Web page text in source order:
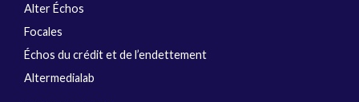
Alter Échos
Focales
Échos du crédit et de l’endettement
Altermedialab